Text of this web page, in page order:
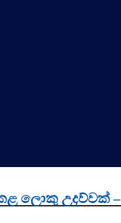
ලොකු උදව්වක්